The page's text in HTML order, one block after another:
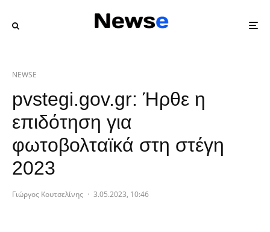
NEWSE
pvstegi.gov.gr: Ήρθε η
επιδότηση για
φωτοβολταϊκά στη στέγη
2023
Γιώργος Κουτσελίνης · 3.05.2023, 10:46